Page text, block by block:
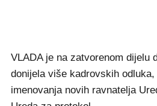
VLADA je na zatvorenom dijelu
donijela više kadrovskih
imenovanja novih ravnatelja